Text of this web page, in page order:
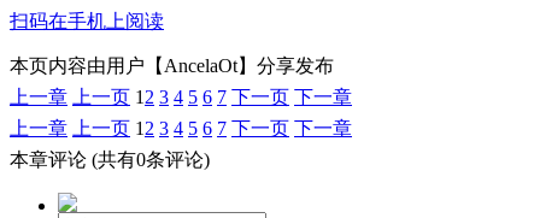
扫码在手机上阅读
本页内容由用户【AncelaOt】分享发布
上一章
上一页 1 2 3 4 5 6 7 下一页 下一章
上一章
上一页 1 2 3 4 5 6 7 下一页 下一章
本章评论 (共有0条评论)